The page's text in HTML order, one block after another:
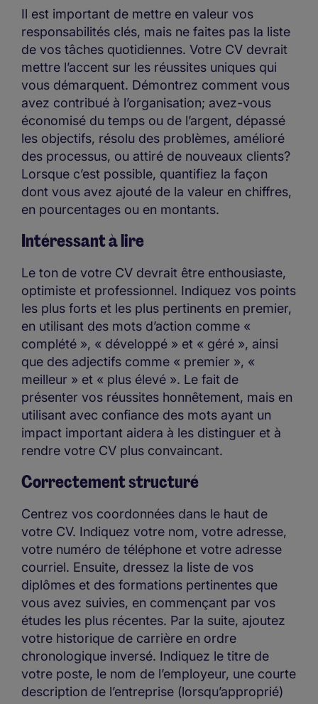
Il est important de mettre en valeur vos
responsabilités clés, mais ne faites pas la liste
de vos tâches quotidiennes. Votre CV devrait
mettre l’accent sur les réussites uniques qui
vous démarquent. Démontrez comment vous
avez contribué à l’organisation; avez-vous
économisé du temps ou de l’argent, dépassé
les objectifs, résolu des problèmes, amélioré
des processus, ou attiré de nouveaux clients?
Lorsque c’est possible, quantifiez la façon
dont vous avez ajouté de la valeur en chiffres,
en pourcentages ou en montants.
Intéressant à lire
Le ton de votre CV devrait être enthousiaste,
optimiste et professionnel. Indiquez vos points
les plus forts et les plus pertinents en premier,
en utilisant des mots d’action comme «
complété », « développé » et « géré », ainsi
que des adjectifs comme « premier », «
meilleur » et « plus élevé ». Le fait de
présenter vos réussites honnêtement, mais en
utilisant avec confiance des mots ayant un
impact important aidera à les distinguer et à
rendre votre CV plus convaincant.
Correctement structuré
Centrez vos coordonnées dans le haut de
votre CV. Indiquez votre nom, votre adresse,
votre numéro de téléphone et votre adresse
courriel. Ensuite, dressez la liste de vos
diplômes et des formations pertinentes que
vous avez suivies, en commençant par vos
études les plus récentes. Par la suite, ajoutez
votre historique de carrière en ordre
chronologique inversé. Indiquez le titre de
votre poste, le nom de l’employeur, une courte
description de l’entreprise (lorsqu’approprié)